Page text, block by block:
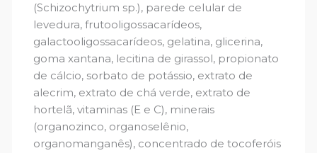
(Schizochytrium sp.), parede celular de
levedura, frutooligossacarídeos,
galactooligossacarídeos, gelatina, glicerina,
goma xantana, lecitina de girassol, propionato
de cálcio, sorbato de potássio, extrato de
alecrim, extrato de chá verde, extrato de
hortelã, vitaminas (E e C), minerais
(organozinco, organoselênio,
organomanganês), concentrado de tocoferóis